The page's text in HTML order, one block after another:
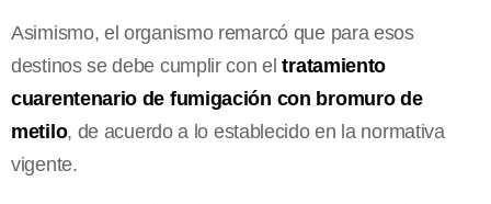
Asimismo, el organismo remarcó que para esos
destinos se debe cumplir con el tratamiento
cuarentenario de fumigación con bromuro de
metilo, de acuerdo a lo establecido en la normativa
vigente.